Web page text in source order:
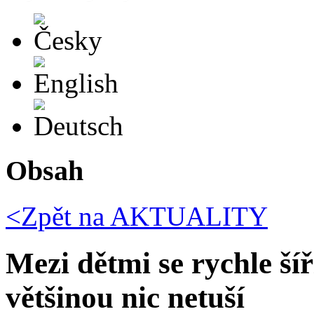
Obsah
<Zpět na AKTUALITY
Mezi dětmi se rychle
většinou nic netuší